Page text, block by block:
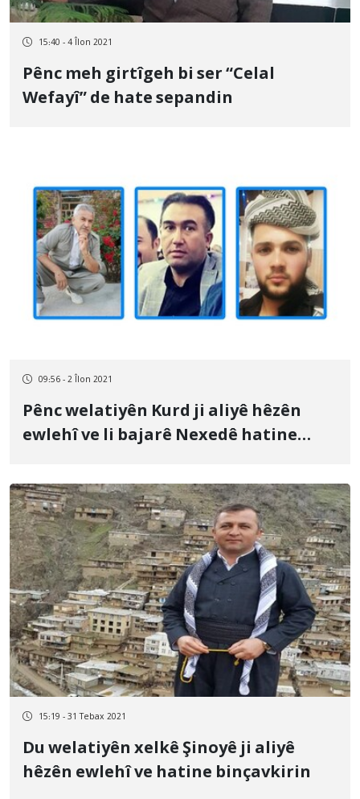
15:40 - 4 Îlon 2021
Pênc meh girtîgeh bi ser “Celal
Wefayî” de hate sepandin
09:56 - 2 Îlon 2021
Pênc welatiyên Kurd ji aliyê hêzên
ewlehî ve li bajarê Nexedê hatine
15:19 - 31 Tebax 2021
Du welatiyên xelkê Şinoyê ji aliyê
hêzên ewlehî ve hatine binçavkirin